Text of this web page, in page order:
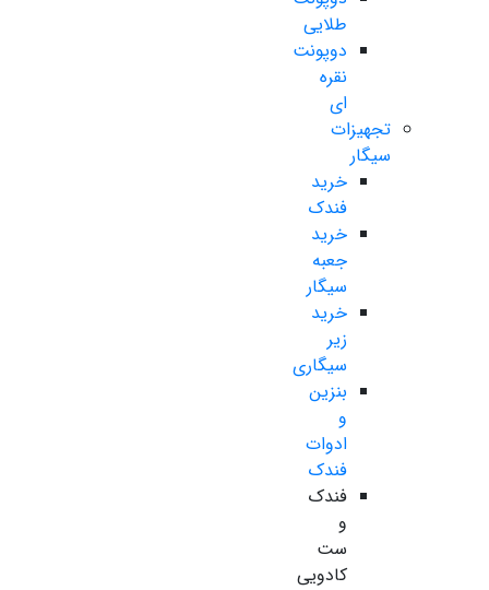
طلایی
دوپونت
نقره
ای
تجهیزات
سیگار
خرید
فندک
خرید
جعبه
سیگار
خرید
زیر
سیگاری
بنزین
و
ادوات
فندک
فندک
و
ست
کادویی